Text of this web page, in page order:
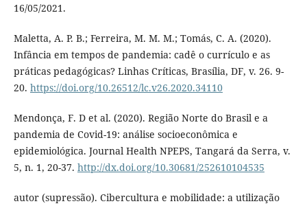
16/05/2021.
Maletta, A. P. B.; Ferreira, M. M. M.; Tomás, C. A. (2020).
Infância em tempos de pandemia: cadê o currículo e as
práticas pedagógicas? Linhas Críticas, Brasília, DF, v. 26. 9-
20. https://doi.org/10.26512/lc.v26.2020.34110
Mendonça, F. D et al. (2020). Região Norte do Brasil e a
pandemia de Covid-19: análise socioeconômica e
epidemiológica. Journal Health NPEPS, Tangará da Serra, v.
5, n. 1, 20-37. http://dx.doi.org/10.30681/252610104535
autor (supressão). Cibercultura e mobilidade: a utilização